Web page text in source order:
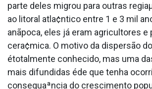
parte deles migrou para outras
ao litoral atla¢ntico entre 1 e 3 mil
anãpoca, eles já eram agricultores e
cera¢mica. O motivo da dispersão
étotalmente conhecido, mas uma
mais difundidas éde que tenha
consequaªncia do crescimento